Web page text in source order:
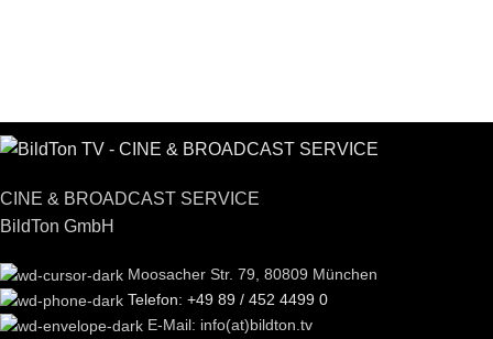
CINE & BROADCAST SERVICE
BildTon GmbH
Moosacher Str. 79, 80809 München
Telefon: +49 89 / 452 4499 0
E-Mail: info(at)bildton.tv